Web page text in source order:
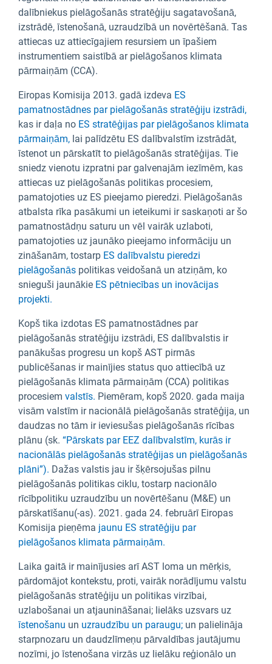
dalībniekus pielāgošanās stratēģiju sagatavošanā,
izstrādē, īstenošanā, uzraudzībā un novērtēšanā. Tas
attiecas uz attiecīgajiem resursiem un īpašiem
instrumentiem saistībā ar pielāgošanos klimata
pārmaiņām (CCA).
Eiropas Komisija 2013. gadā izdeva ES
pamatnostādnes par pielāgošanās stratēģiju izstrādi,
kas ir daļa no ES stratēģijas par pielāgošanos klimata
pārmaiņām, lai palīdzētu ES dalībvalstīm izstrādāt,
īstenot un pārskatīt to pielāgošanās stratēģijas. Tie
sniedz vienotu izpratni par galvenajām iezīmēm, kas
attiecas uz pielāgošanās politikas procesiem,
pamatojoties uz ES pieejamo pieredzi. Pielāgošanās
atbalsta rīka pasākumi un ieteikumi ir saskaņoti ar šo
pamatnostādņu saturu un vēl vairāk uzlaboti,
pamatojoties uz jaunāko pieejamo informāciju un
zināšanām, tostarp ES dalībvalstu pieredzi
pielāgošanās politikas veidošanā un atziņām, ko
snieguši jaunākie ES pētniecības un inovācijas
projekti.
Kopš tika izdotas ES pamatnostādnes par
pielāgošanās stratēģiju izstrādi, ES dalībvalstis ir
panākušas progresu un kopš AST pirmās
publicēšanas ir mainījies status quo attiecībā uz
pielāgošanās klimata pārmaiņām (CCA) politikas
procesiem valstīs. Piemēram, kopš 2020. gada maija
visām valstīm ir nacionālā pielāgošanās stratēģija, un
daudzas no tām ir ieviesušas pielāgošanās rīcības
plānu (sk. “Pārskats par EEZ dalībvalstīm, kurās ir
nacionālās pielāgošanās stratēģijas un pielāgošanās
plāni”). Dažas valstis jau ir šķērsojušas pilnu
pielāgošanās politikas ciklu, tostarp nacionālo
rīcībpolitiku uzraudzību un novērtēšanu (M&E) un
pārskatīšanu(-as). 2021. gada 24. februārī Eiropas
Komisija pieņēma jaunu ES stratēģiju par
pielāgošanos klimata pārmaiņām.
Laika gaitā ir mainījusies arī AST loma un mērķis,
pārdomājot kontekstu, proti, vairāk norādījumu valstu
pielāgošanās stratēģiju un politikas virzībai,
uzlabošanai un atjaunināšanai; lielāks uzsvars uz
īstenošanu un uzraudzību un paraugu; un palielināja
starpnozaru un daudzlīmeņu pārvaldības jautājumu
nozīmi, jo īstenošana virzās uz lielāku reģionālo un